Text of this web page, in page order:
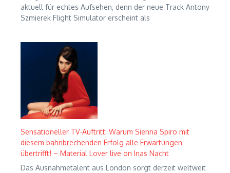
aktuell für echtes Aufsehen, denn der neue Track Antony
Szmierek Flight Simulator erscheint als
Sensationeller TV-Auftritt: Warum Sienna Spiro mit
diesem bahnbrechenden Erfolg alle Erwartungen
übertrifft! – Material Lover live on Inas Nacht
Das Ausnahmetalent aus London sorgt derzeit weltweit